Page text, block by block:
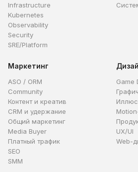
Infrastructure
Kubernetes
Observability
Security
SRE/Platform
Маркетинг
ASO / ORM
Community
Контент и креатив
CRM и удержание
Общий маркетинг
Media Buyer
Платный трафик
SEO
SMM
Game
UX/UI
Web-